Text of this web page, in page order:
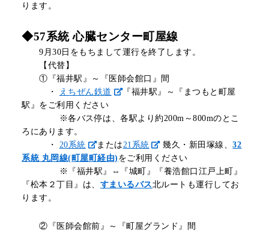
ります。
◆57系統 心臓センター町屋線
9月30日をもちまして運行を終了します。
【代替】
① 『福井駅』～『医師会館口』間
・
えちぜん鉄道
『福井駅』～『まつもと町屋
駅』をご利用ください
※各バス停は、各駅より約200m～800mのとこ
ろにあります。
・ 20系統 または 21系統 幾久・新田塚線、32
系統 丸岡線(町屋町経由) をご利用ください
※『福井駅』⇔『城町』『養浩館口江戸上町』
『松本２丁目』は、 すまいるバス北ルートも運行してお
ります。
②『医師会館前』～『町屋グランド』間